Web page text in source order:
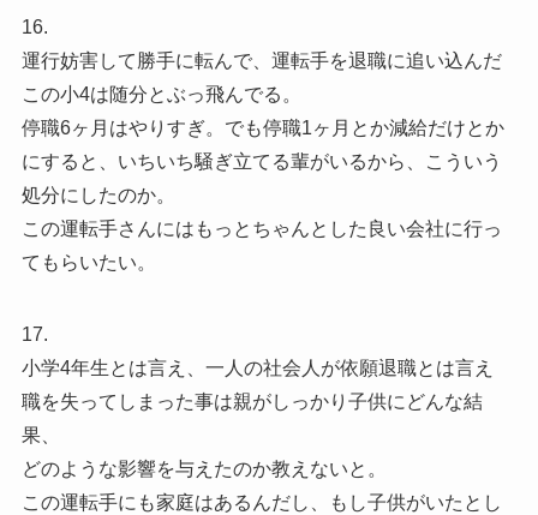
16.
運行妨害して勝手に転んで、運転手を退職に追い込んだ
この小4は随分とぶっ飛んでる。
停職6ヶ月はやりすぎ。でも停職1ヶ月とか減給だけとか
にすると、いちいち騒ぎ立てる輩がいるから、こういう
処分にしたのか。
この運転手さんにはもっとちゃんとした良い会社に行っ
てもらいたい。
17.
小学4年生とは言え、一人の社会人が依願退職とは言え
職を失ってしまった事は親がしっかり子供にどんな結
果、
どのような影響を与えたのか教えないと。
この運転手にも家庭はあるんだし、もし子供がいたとし